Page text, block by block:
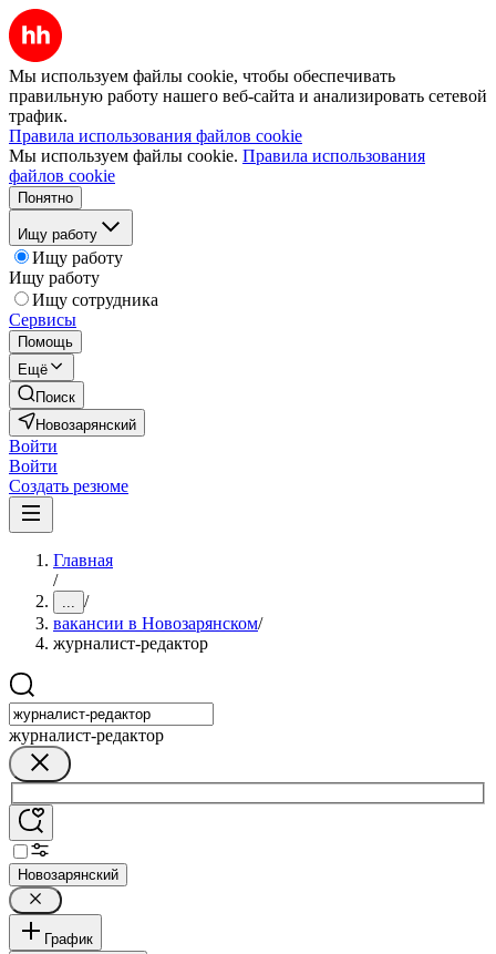
Мы используем файлы cookie, чтобы обеспечивать
правильную работу нашего веб-сайта и анализировать сетевой
трафик.
Правила использования файлов cookie
Мы используем файлы cookie. Правила использования
файлов cookie
Понятно
Ищу работу
Ищу работу
Ищу работу
Ищу сотрудника
Сервисы
Помощь
Ещё
Поиск
Новозарянский
Войти
Войти
Создать резюме
Главная
/
... /
вакансии в Новозарянском/
журналист-редактор
журналист-редактор
Новозарянский
График